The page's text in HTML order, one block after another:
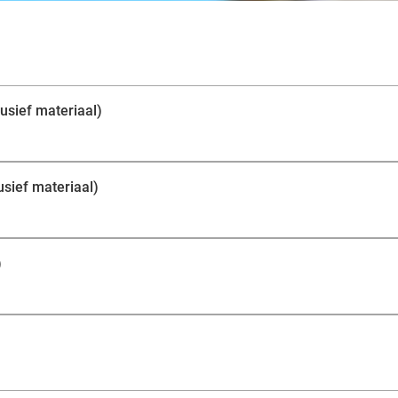
materiaal)
materiaal)